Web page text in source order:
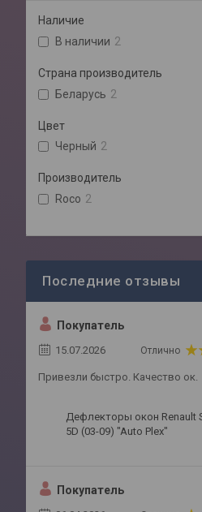
Наличие
В наличии 2
Страна производитель
Беларусь 2
Цвет
Черный 2
Производитель
Roco 2
Покупатель
15.07.2026 Отлично
Привезли быстро. Качество ок.
Дефлекторы окон Renault
5D (03-09) "Auto Plex"
Покупатель